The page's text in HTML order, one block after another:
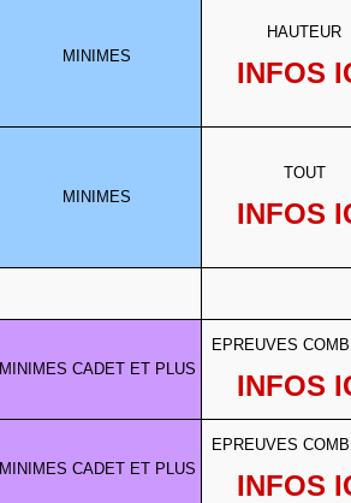
MINIMES
HAUTEUR
INFOS
MINIMES
TOUT
INFOS
MINIMES CADET ET PLUS
EPREUVES
INFOS
MINIMES CADET ET PLUS
EPREUVES
INFOS